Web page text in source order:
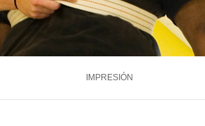
Médula Ósea
Hígado
Riñón
Llámenos866.600.2273
IMPRESIÓN